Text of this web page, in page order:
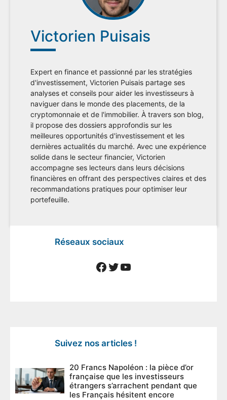
Victorien Puisais
Expert en finance et passionné par les stratégies
d'investissement, Victorien Puisais partage ses
analyses et conseils pour aider les investisseurs à
naviguer dans le monde des placements, de la
cryptomonnaie et de l'immobilier. À travers son blog,
il propose des dossiers approfondis sur les
meilleures opportunités d'investissement et les
dernières actualités du marché. Avec une expérience
solide dans le secteur financier, Victorien
accompagne ses lecteurs dans leurs décisions
financières en offrant des perspectives claires et des
recommandations pratiques pour optimiser leur
portefeuille.
Réseaux sociaux
Facebook
Twitter
YouTube
Suivez nos articles !
20 Francs Napoléon : la pièce d’or
française que les investisseurs
étrangers s’arrachent pendant que
les Français hésitent encore